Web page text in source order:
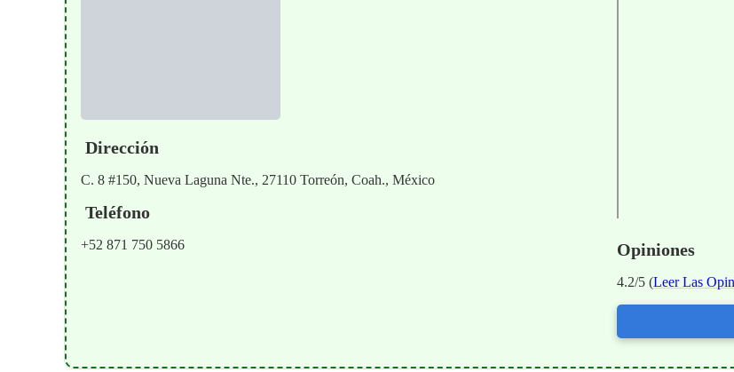
Dirección
C. 8 #150, Nueva Laguna Nte., 27110 Torreón, Coah., México
Teléfono
+52 871 750 5866 Opiniones
4.2/5 (Leer Las